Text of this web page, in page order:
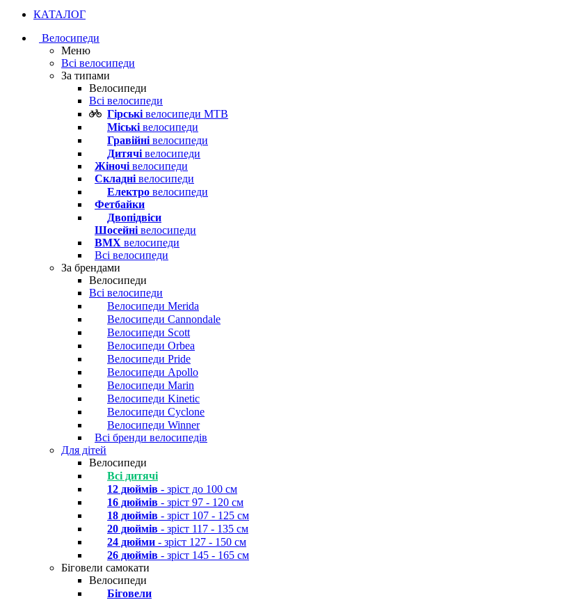
КАТАЛОГ
Велосипеди
Меню
Всі велосипеди
За типами
Велосипеди
Всі велосипеди
Гірські велосипеди MTB
Міські велосипеди
Гравійні велосипеди
Дитячі велосипеди
Жіночі велосипеди
Складні велосипеди
Електро велосипеди
Фетбайки
Двопідвіси
Шосейні велосипеди
BMX велосипеди
Всі велосипеди
За брендами
Велосипеди
Всі велосипеди
Велосипеди Merida
Велосипеди Cannondale
Велосипеди Scott
Велосипеди Orbea
Велосипеди Pride
Велосипеди Apollo
Велосипеди Marin
Велосипеди Kinetic
Велосипеди Cyclone
Велосипеди Winner
Всі бренди велосипедів
Для дітей
Велосипеди
Всі дитячі
12 дюймів - зріст до 100 см
16 дюймів - зріст 97 - 120 см
18 дюймів - зріст 107 - 125 см
20 дюймів - зріст 117 - 135 см
24 дюйми - зріст 127 - 150 см
26 дюймів - зріст 145 - 165 см
Біговели самокати
Велосипеди
Біговели